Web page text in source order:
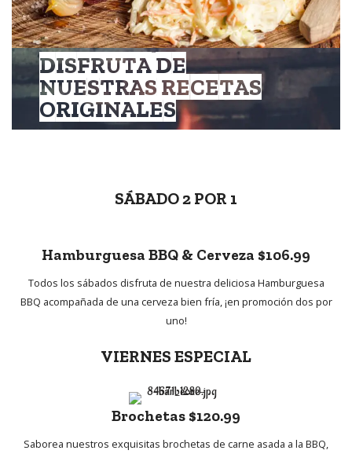
DISFRUTA DE
NUESTRAS RECETAS
ORIGINALES
SÁBADO 2 POR 1
Hamburguesa BBQ & Cerveza $106.99
Todos los sábados disfruta de nuestra deliciosa Hamburguesa
BBQ acompañada de una cerveza bien fría, ¡en promoción dos por
uno!
VIERNES ESPECIAL
Brochetas $120.99
Saborea nuestros exquisitas brochetas de carne asada a la BBQ,